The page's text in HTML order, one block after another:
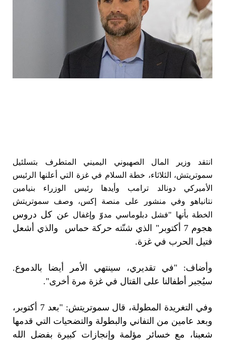
انتقد وزير المال الصهيوني اليميني المتطرف بتسلئيل
سموتريتش، الثلاثاء، خطة السلام في غزة التي أعلنها الرئيس
الأميركي دونالد ترامب وأيدها رئيس الوزراء بنيامين
نتانياهو وفي منشور على منصة إكس، وصف سموتريتش
الخطة بأنها "فشل دبلوماسي مدوّ وإغفال عن كل دروس
هجوم 7 أكتوبر" الذي شنّته حركة حماس والذي أشعل
فتيل الحرب في غزة.
وأضاف: "في تقديري، سينتهي الأمر أيضا بالدموع.
سيُجبر أطفالنا على القتال في غزة مرة أخرى".
وفي التغريدة المطولة، قال سموتريتش: "بعد 7 أكتوبر،
وبعد عامين من التفاني والبطولة والتضحيات التي قدمها
شعبنا، مع خسائر مؤلمة وإنجازات كبيرة بفضل الله